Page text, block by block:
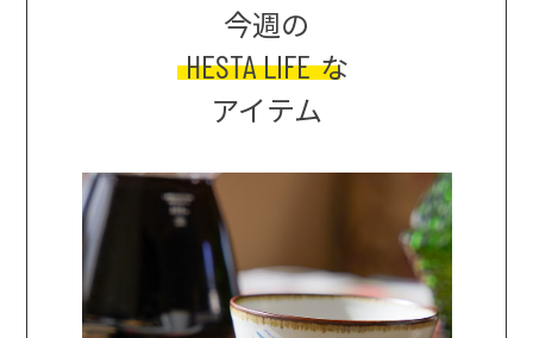
今週の
HESTA LIFE な
アイテム